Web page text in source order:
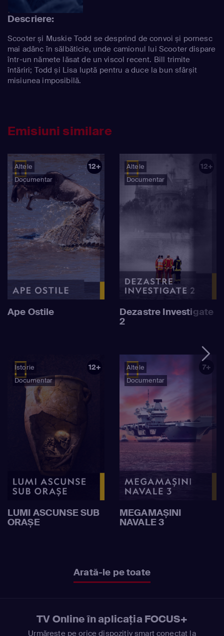
Descriere:
Scooter și Muskie Todd se desprind de convoi și pornesc
mai adânc în sălbăticie, unde camionul lui Scooter dispare
într-un nămete lăsat de un viscol recent. Bill trimite
întăriri; Todd și Lisa luptă pentru a duce la bun sfârșit
misiunea imposibilă.
Emisiuni similare
Altele
Documentar
12+
Ape Ostile
Altele
Documentar
12+
Dezastre Investigate
2
Istorie
Documentar
12+
LUMI ASCUNSE SUB
ORAȘE
Altele
Documentar
7+
MEGAMAȘINI
NAVALE 3
Arată-le pe toate
TV Online în aplicația FOCUS+
Urmărește pe orice dispozitiv smart conectat la